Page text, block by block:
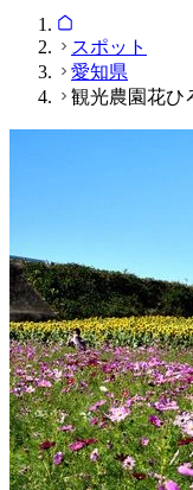
スポット
愛知県
観光農園花ひ